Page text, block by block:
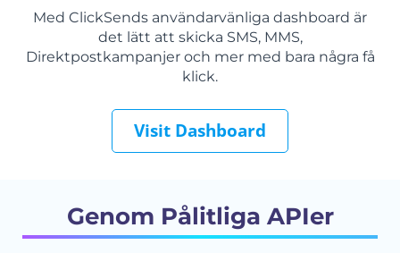
Med ClickSends användarvänliga dashboard är
det lätt att skicka SMS, MMS,
Direktpostkampanjer och mer med bara några få
klick.
Visit Dashboard
Genom Pålitliga APIer